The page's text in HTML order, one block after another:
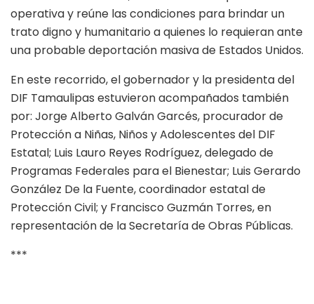
operativa y reúne las condiciones para brindar un
trato digno y humanitario a quienes lo requieran ante
una probable deportación masiva de Estados Unidos.
En este recorrido, el gobernador y la presidenta del
DIF Tamaulipas estuvieron acompañados también
por: Jorge Alberto Galván Garcés, procurador de
Protección a Niñas, Niños y Adolescentes del DIF
Estatal; Luis Lauro Reyes Rodríguez, delegado de
Programas Federales para el Bienestar; Luis Gerardo
González De la Fuente, coordinador estatal de
Protección Civil; y Francisco Guzmán Torres, en
representación de la Secretaría de Obras Públicas.
***